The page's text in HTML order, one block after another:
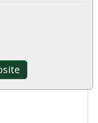
klein bestaat uit
dakplankspijkers 2..
10,95